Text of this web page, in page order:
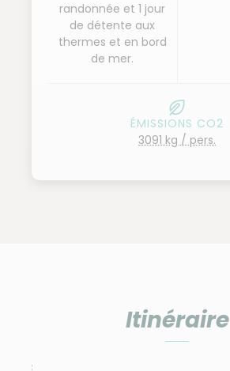
randonnée et 1 jour
de détente aux
thermes et en bord
de mer.
ÉMISSIONS CO2
3091 kg / pers.
Itinéraire